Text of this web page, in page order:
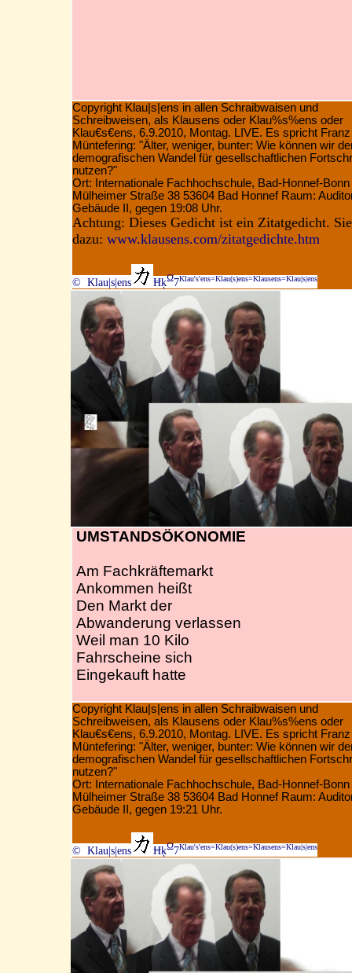
Copyright Klau|s|ens in allen Schraibwaisen und
Schreibweisen, als Klausens oder Klau%s%ens oder
Klau€s€ens, 6.9.2010, Montag. LIVE. Es spricht Franz
Müntefering: "Älter, weniger, bunter: Wie können wir
demografischen Wandel für gesellschaftlichen
nutzen?"
Ort: Internationale Fachhochschule, Bad-Honnef-Bonn
Mülheimer Straße 38 53604 Bad Honnef Raum:
Gebäude II, gegen 19:08 Uhr.
Achtung: Dieses Gedicht ist ein Zitatgedicht.
dazu: www.klausens.com/zitatgedichte.htm
© Klau|s|ens ĦķΩ7Klau's'ens=Klau(s)ens=Klausens=Klau|s|ens
UMSTANDSÖKONOMIE
Am Fachkräftemarkt
Ankommen heißt
Den Markt der
Abwanderung verlassen
Weil man 10 Kilo
Fahrscheine sich
Eingekauft hatte
Copyright Klau|s|ens in allen Schraibwaisen und
Schreibweisen, als Klausens oder Klau%s%ens oder
Klau€s€ens, 6.9.2010, Montag. LIVE. Es spricht Franz
Müntefering: "Älter, weniger, bunter: Wie können wir
demografischen Wandel für gesellschaftlichen
nutzen?"
Ort: Internationale Fachhochschule, Bad-Honnef-Bonn
Mülheimer Straße 38 53604 Bad Honnef Raum:
Gebäude II, gegen 19:21 Uhr.
© Klau|s|ens ĦķΩ7Klau's'ens=Klau(s)ens=Klausens=Klau|s|ens